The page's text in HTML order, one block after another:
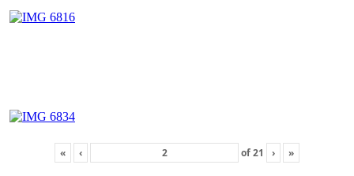
« ‹ of21 › »